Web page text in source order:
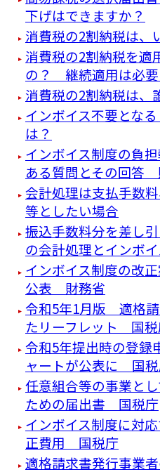
下げはできますか？
消費税の2割納税は、
消費税の2割納税を適
の？ 継続適用は必要
消費税の2割納税は、
インボイス不要とな
は？
インボイス制度の負
ある質問とその回答
会計処理は支払手数
等としたい場合
振込手数料分を差し
の会計処理とインボ
インボイス制度の改
公表 財務省
令和5年1月版 適格
たリーフレット 国
令和5年提出時の登録
ャートが公表に 国
任意組合等の事業と
ための届出書 国税庁
インボイス制度に対
正費用 国税庁
適格請求書発行事業